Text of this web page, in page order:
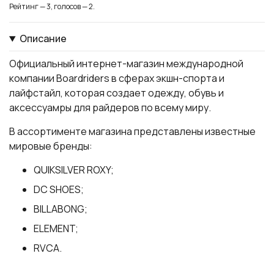
Рейтинг — 3, голосов — 2.
Описание
Официальный интернет-магазин международной
компании Boardriders в сферах экшн-спорта и
лайфстайл, которая создает одежду, обувь и
аксессуамры для райдеров по всему миру.
В ассортименте магазина представлены известные
мировые бренды:
QUIKSILVER ROXY;
DC SHOES;
BILLABONG;
ELEMENT;
RVCA.